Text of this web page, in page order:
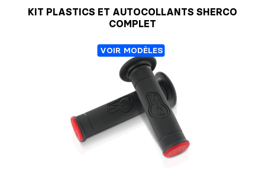
KIT PLASTICS ET AUTOCOLLANTS SHERCO
COMPLET
VOIR MODÈLES